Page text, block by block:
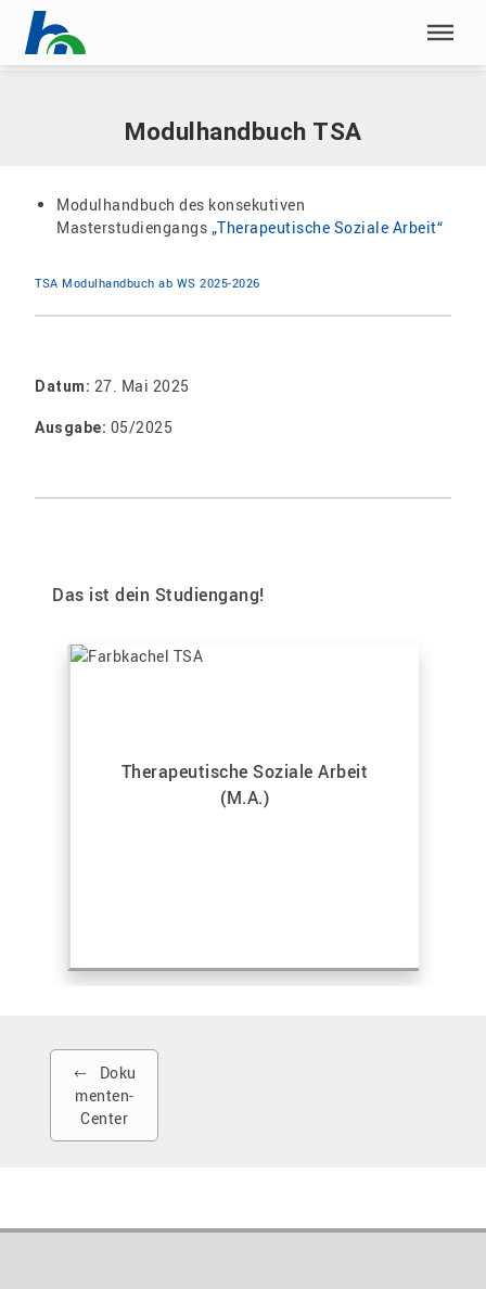
Menü überspringen
Home |Dokumente
Modulhandbuch TSA
Modulhandbuch des konsekutiven
Masterstudiengangs „Therapeutische Soziale Arbeit“
TSA Modulhandbuch ab WS 2025-2026
Datum: 27. Mai 2025
Ausgabe: 05/2025
Das ist dein Studiengang!
Therapeutische Soziale Arbeit
(M.A.)
Doku
menten-
Center